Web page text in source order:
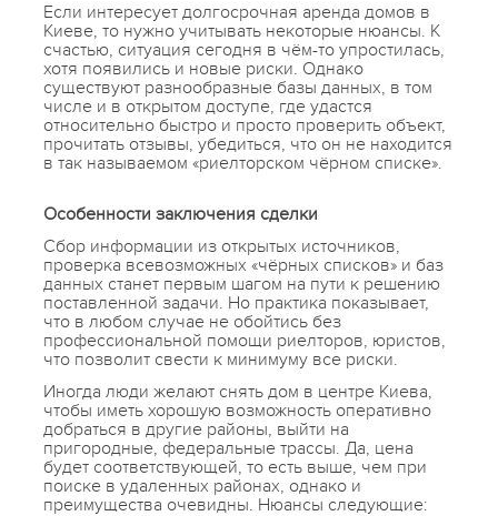
Если интересует долгосрочная аренда домов в
Киеве, то нужно учитывать некоторые нюансы. К
счастью, ситуация сегодня в чём-то упростилась,
хотя появились и новые риски. Однако
существуют разнообразные базы данных, в том
числе и в открытом доступе, где удастся
относительно быстро и просто проверить объект,
прочитать отзывы, убедиться, что он не находится
в так называемом «риелторском чёрном списке».
Особенности заключения сделки
Сбор информации из открытых источников,
проверка всевозможных «чёрных списков» и баз
данных станет первым шагом на пути к решению
поставленной задачи. Но практика показывает,
что в любом случае не обойтись без
профессиональной помощи риелторов, юристов,
что позволит свести к минимуму все риски.
Иногда люди желают снять дом в центре Киева,
чтобы иметь хорошую возможность оперативно
добраться в другие районы, выйти на
пригородные, федеральные трассы. Да, цена
будет соответствующей, то есть выше, чем при
поиске в удаленных районах, однако и
преимущества очевидны. Нюансы следующие: